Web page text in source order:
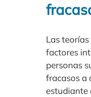
Las
factores
personas
fracasos a
estudiante